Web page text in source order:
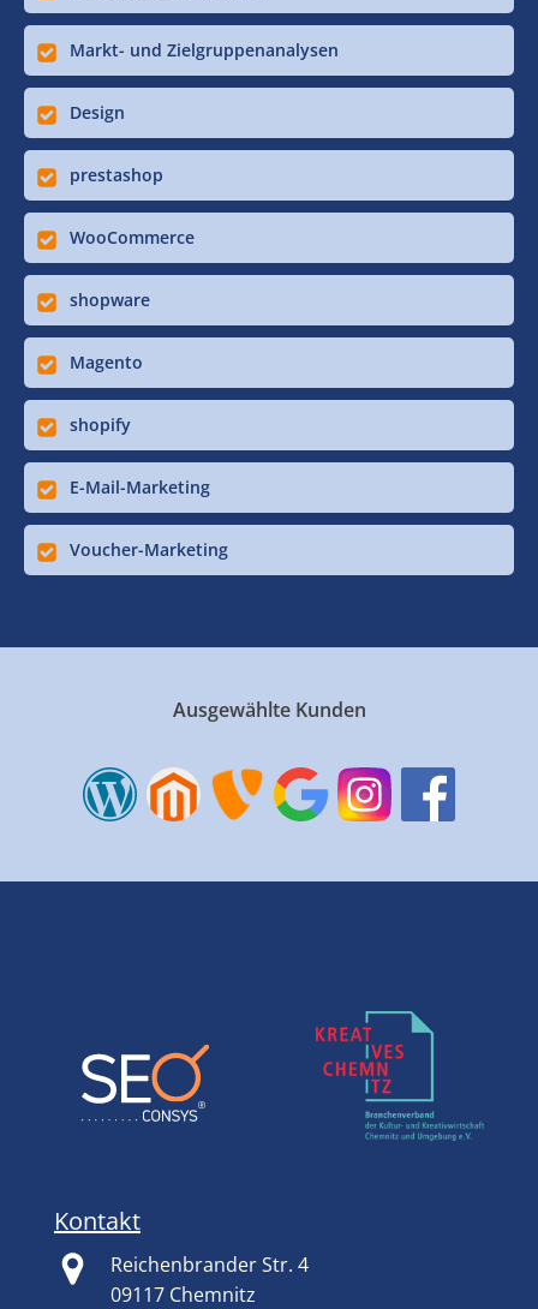
Markt- und Zielgruppenanalysen
Design
prestashop
WooCommerce
shopware
Magento
shopify
E-Mail-Marketing
Voucher-Marketing
Ausgewählte Kunden
Kontakt
Reichenbrander Str. 4
09117 Chemnitz